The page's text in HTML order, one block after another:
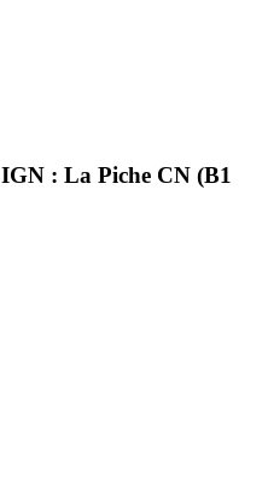
: La Piche CN (B1